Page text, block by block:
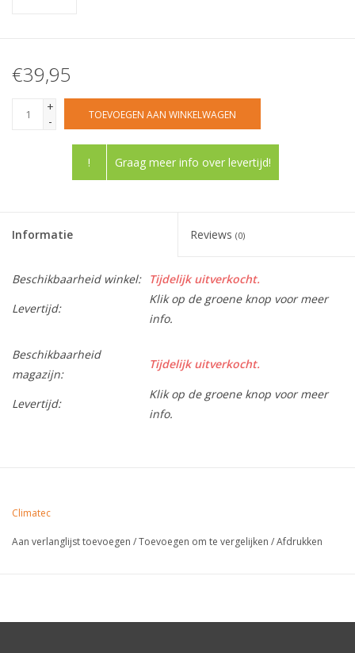
€39,95
+
-
TOEVOEGEN AAN WINKELWAGEN
! Graag meer info over levertijd!
Informatie Reviews (0)
Beschikbaarheid winkel:
Tijdelijk uitverkocht.
Levertijd:
Klik op de groene knop voor meer
info.
Beschikbaarheid
magazijn:
Tijdelijk uitverkocht.
Levertijd:
Klik op de groene knop voor meer
info.
Climatec
Aan verlanglijst toevoegen /Toevoegen om te vergelijken /Afdrukken